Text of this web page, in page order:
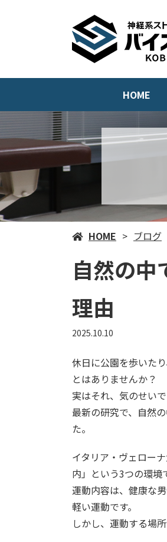
HOME
HOME ブログ
自然の中
理由
2025.10.10
休日に公園を歩いた
とはありませんか？
実はそれ、気のせい
最新の研究で、自然
た。
イタリア・ヴェロー
内」という3つの環境
運動内容は、健康な
軽い運動です。
しかし、運動する場